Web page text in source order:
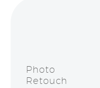
Photo
Retouch